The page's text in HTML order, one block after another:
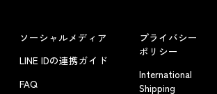
ソーシャルメディア
LINE IDの連携ガイド
FAQ
プライバシー
ポリシー
International
Shipping